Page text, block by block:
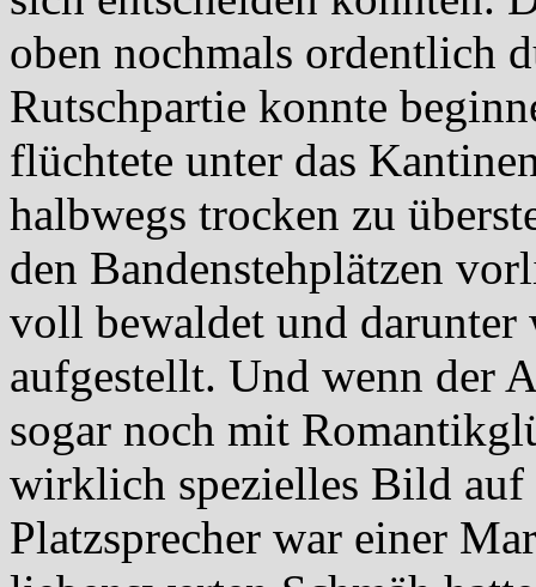
oben nochmals ordentlich
Rutschpartie konnte
flüchtete unter das
halbwegs trocken zu
den Bandenstehplätzen
voll bewaldet und darunter
aufgestellt. Und wenn der
sogar noch mit
wirklich spezielles Bild auf
Platzsprecher war einer